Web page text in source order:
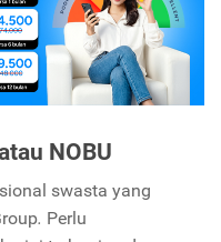
NOBU
swasta yang
. Perlu